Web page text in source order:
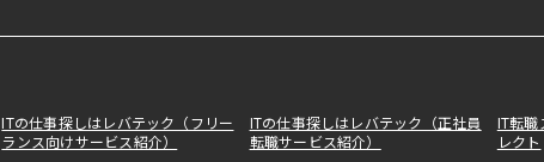
ITの仕事探しはレバテック（フリー
ランス向けサービス紹介）
ITの仕事探しはレバテック（正社員
転職サービス紹介）
IT転
レクト